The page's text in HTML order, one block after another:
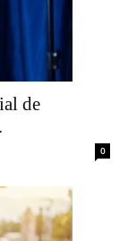
de
0